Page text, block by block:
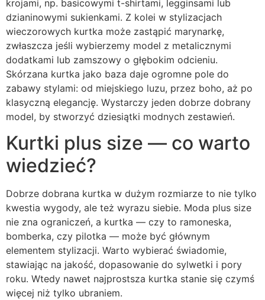
krojami, np. basicowymi t-shirtami, legginsami lub
dzianinowymi sukienkami. Z kolei w stylizacjach
wieczorowych kurtka może zastąpić marynarkę,
zwłaszcza jeśli wybierzemy model z metalicznymi
dodatkami lub zamszowy o głębokim odcieniu.
Skórzana kurtka jako baza daje ogromne pole do
zabawy stylami: od miejskiego luzu, przez boho, aż po
klasyczną elegancję. Wystarczy jeden dobrze dobrany
model, by stworzyć dziesiątki modnych zestawień.
Kurtki plus size — co warto
wiedzieć?
Dobrze dobrana kurtka w dużym rozmiarze to nie tylko
kwestia wygody, ale też wyrazu siebie. Moda plus size
nie zna ograniczeń, a kurtka — czy to ramoneska,
bomberka, czy pilotka — może być głównym
elementem stylizacji. Warto wybierać świadomie,
stawiając na jakość, dopasowanie do sylwetki i pory
roku. Wtedy nawet najprostsza kurtka stanie się czymś
więcej niż tylko ubraniem.